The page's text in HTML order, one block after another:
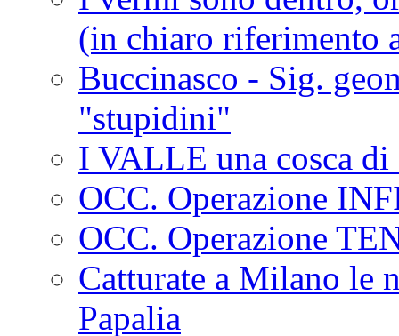
(in chiaro riferimento
Buccinasco - Sig.
"stupidini"
I VALLE una cosca
OCC. Operazione
OCC. Operazione
Catturate a Milano le
Papalia